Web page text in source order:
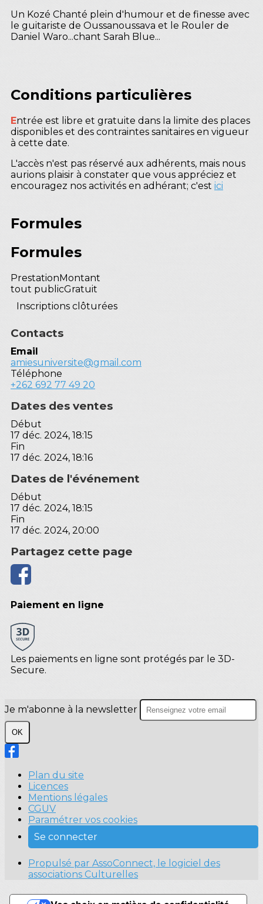
Un Kozé Chanté plein d'humour et de finesse avec
le guitariste de Oussanoussava et le Rouler de
Daniel Waro...chant Sarah Blue...
Conditions particulières
Entrée est libre et gratuite dans la limite des places
disponibles et des contraintes sanitaires en vigueur
à cette date.
L'accès n'est pas réservé aux adhérents, mais nous
aurions plaisir à constater que vous appréciez et
encouragez nos activités en adhérant; c'est ici
Formules
Formules
PrestationMontant
tout publicGratuit
Inscriptions clôturées
Contacts
Email
amiesuniversite@gmail.com
Téléphone
+262 692 77 49 20
Dates des ventes
Début
17 déc. 2024, 18:15
Fin
17 déc. 2024, 18:16
Dates de l'événement
Début
17 déc. 2024, 18:15
Fin
17 déc. 2024, 20:00
Partagez cette page
Paiement en ligne
Les paiements en ligne sont protégés par le 3D-
Secure.
Je m'abonne à la newsletter
OK
Plan du site
Licences
Mentions légales
CGUV
Paramétrer vos cookies
Se connecter
Propulsé par AssoConnect, le logiciel des
associations Culturelles